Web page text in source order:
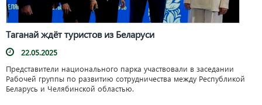
Таганай ждёт туристов из Беларуси
22.05.2025
Представители национального парка участвовали в заседании
Рабочей группы по развитию сотрудничества между Республикой
Беларусь и Челябинской областью.